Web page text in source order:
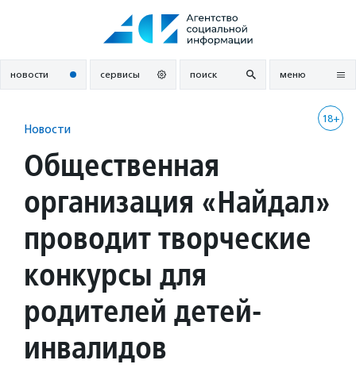
новости сервисы поиск меню
18+
Новости
Общественная
организация «Найдал»
проводит творческие
конкурсы для
родителей детей-
инвалидов